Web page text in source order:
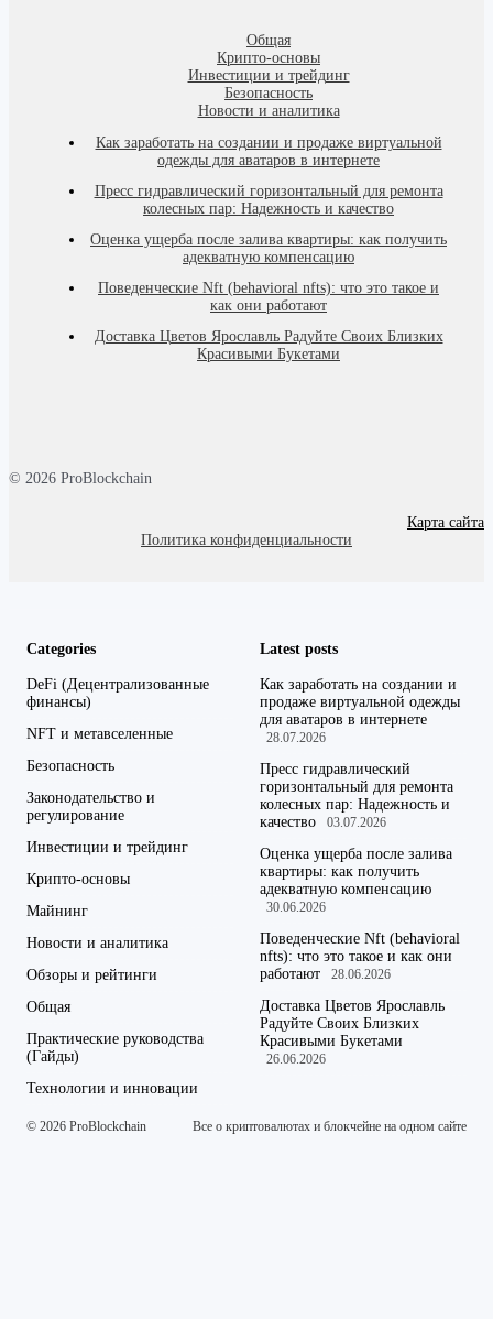
Общая
Крипто-основы
Инвестиции и трейдинг
Безопасность
Новости и аналитика
Как заработать на создании и продаже виртуальной
одежды для аватаров в интернете
Пресс гидравлический горизонтальный для ремонта
колесных пар: Надежность и качество
Оценка ущерба после залива квартиры: как получить
адекватную компенсацию
Поведенческие Nft (behavioral nfts): что это такое и
как они работают
Доставка Цветов Ярославль Радуйте Своих Близких
Красивыми Букетами
© 2026 ProBlockchain
Карта сайта
Политика конфиденциальности
Categories
DeFi (Децентрализованные
финансы)
NFT и метавселенные
Безопасность
Законодательство и
регулирование
Инвестиции и трейдинг
Крипто-основы
Майнинг
Новости и аналитика
Обзоры и рейтинги
Общая
Практические руководства
(Гайды)
Технологии и инновации
Latest posts
Как заработать на создании и
продаже виртуальной одежды
для аватаров в интернете
28.07.2026
Пресс гидравлический
горизонтальный для ремонта
колесных пар: Надежность и
качество
03.07.2026
Оценка ущерба после залива
квартиры: как получить
адекватную компенсацию
30.06.2026
Поведенческие Nft (behavioral
nfts): что это такое и как они
работают
28.06.2026
Доставка Цветов Ярославль
Радуйте Своих Близких
Красивыми Букетами
26.06.2026
© 2026 ProBlockchain Все о криптовалютах и блокчейне на одном сайте